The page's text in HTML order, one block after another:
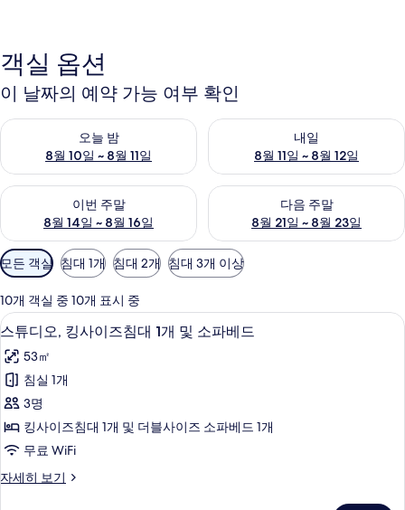
진
갤
러
리
객실 옵션
이 날짜의 예약 가능 여부 확인
오늘 밤
8월 10일 ~ 8월 11일
오늘 밤 예약 가능 여부 확인, 8월 10일 ~ 8월 11일
내일
8월 11일 ~ 8월 12일
내일 예약 가능 여부 확인, 8월
이번 주말
8월 14일 ~ 8월 16일
이번 주말 예약 가능 여부 확인, 8월 14일 ~ 8월 16일
다음 주말
8월 21일 ~ 8월 23일
다음 주말 예약 가능 여부 확인
객
실
에
사
용
가
능
한
터
모든 객실 침대 1개 침대 2개 침대 3개 이상
10개 객실 중 10개 표시 중
스
튜
디
오,
킹
사
즈
필로우탑 침대, 객실 내 금고, 책상, 노
6
스튜디오, 킹사이즈침대 1개 및 소파베드
53㎡
침실 1개
3명
킹사이즈침대 1개 및 더블사이즈 소파베드 1개
무료 WiFi
자세히 보기
스